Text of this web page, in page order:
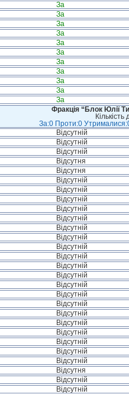
За
За
За
За
За
За
За
За
За
За
За
Фракція “Блок Юлії
За:0 Проти:0
Відсутній
Відсутній
Відсутній
Відсутня
Відсутня
Відсутній
Відсутній
Відсутній
Відсутній
Відсутній
Відсутній
Відсутній
Відсутній
Відсутній
Відсутній
Відсутній
Відсутній
Відсутній
Відсутній
Відсутній
Відсутній
Відсутній
Відсутній
Відсутній
Відсутній
Відсутня
Відсутній
Відсутній